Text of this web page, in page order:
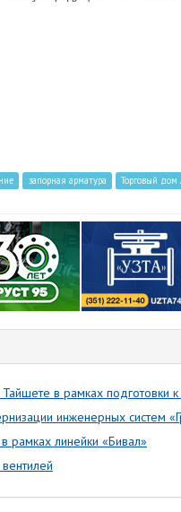
запорная арматура Торговый
в рамках подготовки
инженерных систем
линейки «Бивал»